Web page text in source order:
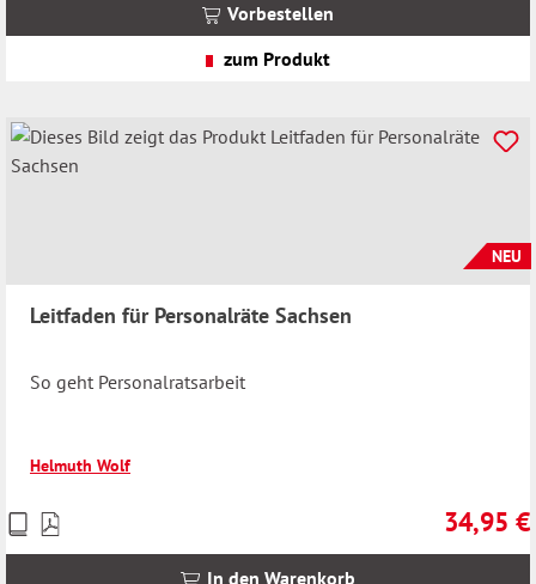
Vorbestellen
zum Produkt
NEU
Leitfaden für Personalräte Sachsen
So geht Personalratsarbeit
Helmuth Wolf
34,95 €
Preise
inkl.
In den Warenkorb